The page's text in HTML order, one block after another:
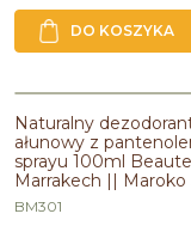
DO KOSZYKA
Naturalny
ałunowy z
sprayu 100ml Beaute
Marrakech || Maroko
BM301